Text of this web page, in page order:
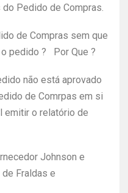
Pedido de Compras.
de Compras sem que
pedido ? Por Que ?
não está aprovado
de Comrpas em si
emitir o relatório de
Johnson e
Fraldas e